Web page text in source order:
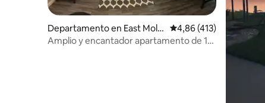
Departamento en East Molin
e
Calificación promedio:
4,86 (413)
Amplio y encantador apartamento de 1